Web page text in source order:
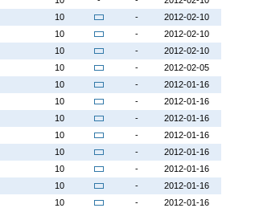
10 -
2012-02-10
10 -
2012-02-10
10 -
2012-02-10
10 -
2012-02-05
10 -
2012-01-16
10 -
2012-01-16
10 -
2012-01-16
10 -
2012-01-16
10 -
2012-01-16
10 -
2012-01-16
10 -
2012-01-16
10 -
2012-01-16